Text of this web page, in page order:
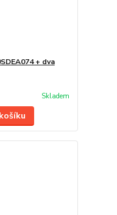
+ dva
Skladem